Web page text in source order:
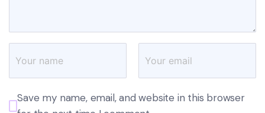
Save my name, email, and website in this browser